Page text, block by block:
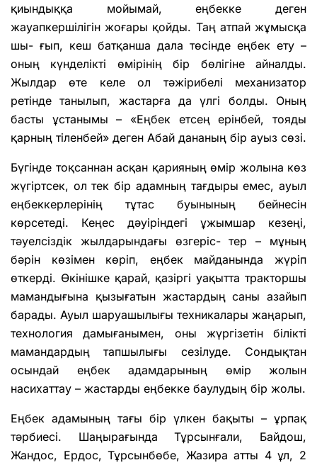
қиындыққа мойымай, еңбекке деген
жауапкершілігін жоғары қойды. Таң атпай жұмысқа
шы- ғып, кеш батқанша дала төсінде еңбек ету –
оның күнделікті өмірінің бір бөлігіне айналды.
Жылдар өте келе ол тәжірибелі механизатор
ретінде танылып, жастарға да үлгі болды. Оның
басты ұстанымы – «Еңбек етсең ерінбей, тояды
қарның тіленбей» деген Абай дананың бір ауыз сөзі.
Бүгінде тоқсаннан асқан қарияның өмір жолына көз
жүгіртсек, ол тек бір адамның тағдыры емес, ауыл
еңбеккерлерінің тұтас буынының бейнесін
көрсетеді. Кеңес дәуіріндегі ұжымшар кезеңі,
тәуелсіздік жылдарындағы өзгеріс- тер – мұның
бәрін көзімен көріп, еңбек майданында жүріп
өткерді. Өкінішке қарай, қазіргі уақытта тракторшы
мамандығына қызығатын жастардың саны азайып
барады. Ауыл шаруашылығы техникалары жаңарып,
технология дамығанымен, оны жүргізетін білікті
мамандардың тапшылығы сезілуде. Сондықтан
осындай еңбек адамдарының өмір жолын
насихаттау – жастарды еңбекке баулудың бір жолы.
Еңбек адамының тағы бір үлкен бақыты – ұрпақ
тәрбиесі. Шаңырағында Тұрсынғали, Байдош,
Жандос, Ердос, Тұрсынбөбе, Жазира атты 4 ұл, 2